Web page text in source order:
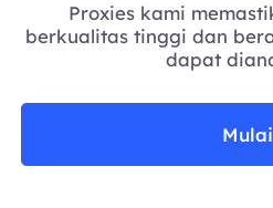
Proxies kami
berkualitas tinggi dan
dapat
Mulai